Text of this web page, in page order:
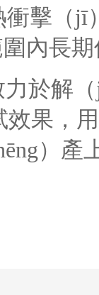
擊（jī
內長
於解
果，
）